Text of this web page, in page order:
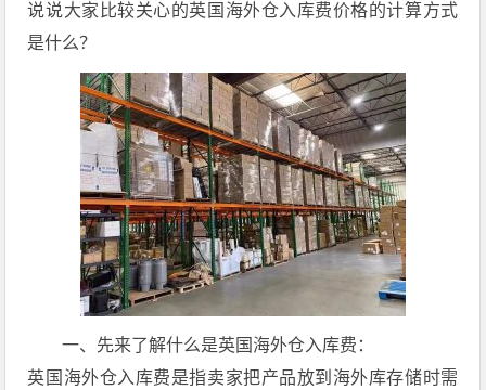
说说大家比较关心的英国海外仓入库费价格的计算方式
是什么？
一、先来了解什么是英国海外仓入库费：
英国海外仓入库费是指卖家把产品放到海外库存储时需